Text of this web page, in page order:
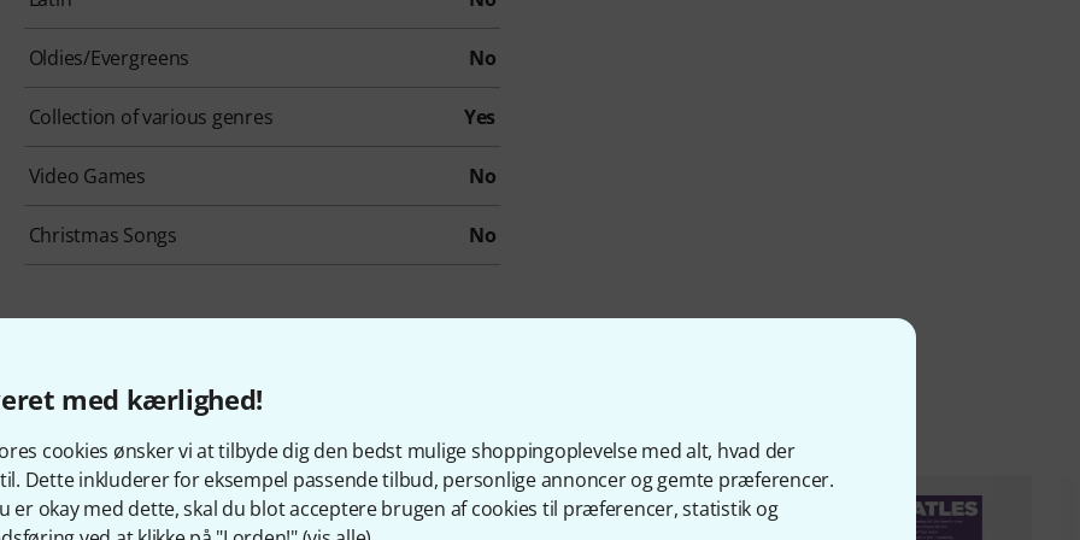
med kærlighed!
cookies ønsker vi at tilbyde dig den bedst mulige shoppingoplevelse med alt, hvad der
Dette inkluderer for eksempel passende tilbud, personlige annoncer og gemte præferencer.
er okay med dette, skal du blot acceptere brugen af cookies til præferencer, statistik og
Oldies/Evergreens No
Collection of various genres Yes
Video Games No
Christmas Songs No
og matchende produkter